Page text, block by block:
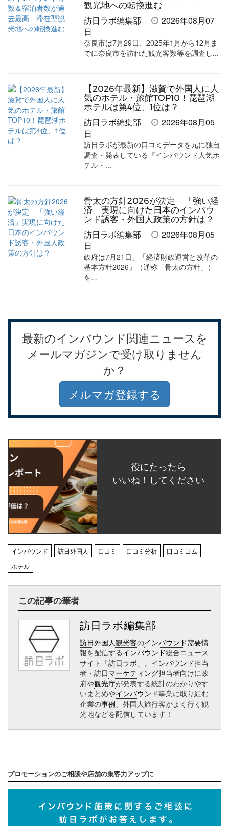
観光地への転換進む
訪日ラボ編集部
2026年08月07
日
奈良市は7月29日、2025年1月から12月ま
でに奈良市を訪れた観光客数等を調査し...
【2026年最新】滋賀で外国人に人
気のホテル・旅館TOP10！琵琶湖
ホテルは第4位、1位は？
訪日ラボ編集部
2026年08月05
日
訪日ラボが最新の口コミデータを元に独自
調査・発表している『インバウンド人気ホ
テル・...
骨太の方針2026が決定 「強い経
済」実現に向けた日本のインバウ
ンド誘客・外国人政策の方針は？
訪日ラボ編集部
2026年08月05
日
政府は7月21日、「経済財政運営と改革の
基本方針2026」（通称「骨太の方針」）
を...
最新のインバウンド関連ニュースを
メールマガジンで受け取りません
か？
メルマガ登録する
役にたったら
いいね！してください
インバウンド 訪日外国人 口コミ 口コミ分析
口コミコム
ホテル
この記事の筆者
訪日ラボ編集部
訪日外国人観光客のインバウンド需要情
報を配信するインバウンド総合ニュース
サイト「訪日ラボ」。 インバウンド担当
者・訪日マーケティング担当者向けに政
府や観光庁が発表する統計のわかりやす
いまとめやインバウンド事業に取り組む
企業の事例 、外国人旅行客がよく行く観
光地などを配信しています！
プロモーションのご相談や店舗の集客力アップに